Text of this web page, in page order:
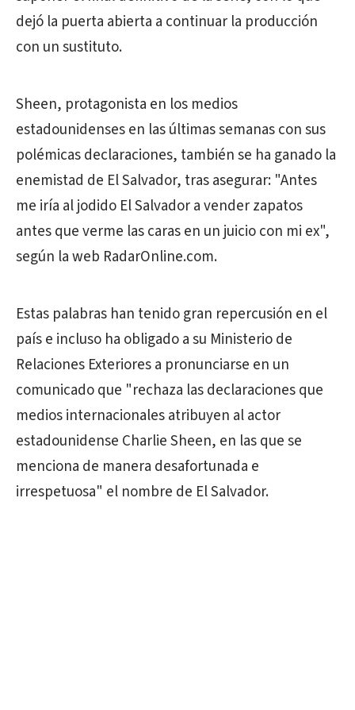
dejó la puerta abierta a continuar la producción
con un sustituto.
Sheen, protagonista en los medios
estadounidenses en las últimas semanas con sus
polémicas declaraciones, también se ha ganado la
enemistad de El Salvador, tras asegurar: "Antes
me iría al jodido El Salvador a vender zapatos
antes que verme las caras en un juicio con mi ex",
según la web RadarOnline.com.
Estas palabras han tenido gran repercusión en el
país e incluso ha obligado a su Ministerio de
Relaciones Exteriores a pronunciarse en un
comunicado que "rechaza las declaraciones que
medios internacionales atribuyen al actor
estadounidense Charlie Sheen, en las que se
menciona de manera desafortunada e
irrespetuosa" el nombre de El Salvador.